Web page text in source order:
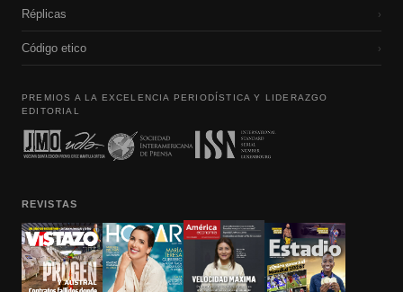
Réplicas ›
Código etico ›
PREMIOS A LA EXCELENCIA PERIODÍSTICA Y LIDERAZGO
EDITORIAL
REVISTAS